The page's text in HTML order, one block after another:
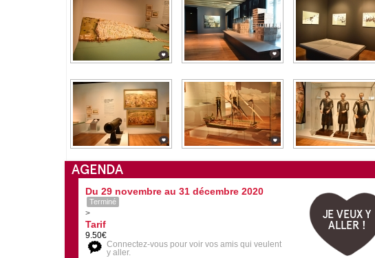
AGENDA
Du 29 novembre au 31 décembre 2020
Terminé
>
Tarif
9.50€
Connectez-vous pour voir vos amis qui veulent
y aller.
JE VEUX Y
ALLER !